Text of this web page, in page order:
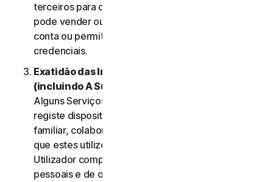
terceiros para qualquer finalidade. O Utilizador não
pode vender ou transferir as credenciais da sua
conta ou permitir que outras pessoas utilizem essas
credenciais.
Exatidão das Informações do Utilizador
(incluindo A Sua Família ou Pequena Empresa)
Alguns Serviços podem permitir que o Utilizador
registe dispositivos dos membros do seu agregado
familiar, colaboradores de Pequena Empresa para
que estes utilizem os Serviços. Nesses casos, o
Utilizador compromete-se a fornecer dados
pessoais e de outros membros do seu agregado